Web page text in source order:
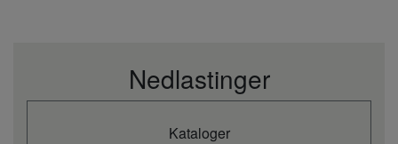
Nedlastinger
Kataloger